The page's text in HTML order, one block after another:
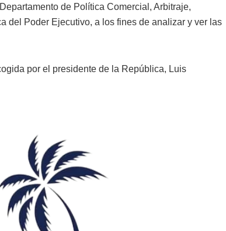
de Política Comercial, Arbitraje,
del Poder Ejecutivo, a los fines de analizar y ver las
por el presidente de la República, Luis